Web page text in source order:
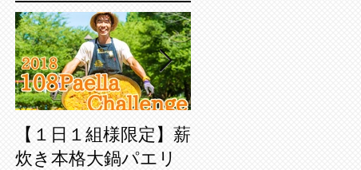
【１日１組様限定】薪
炊き本格大鍋パエリ